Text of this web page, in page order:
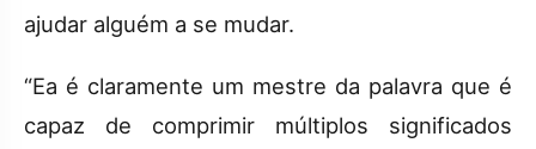
ajudar alguém a se mudar.
“Ea é claramente um mestre da palavra que é
capaz de comprimir múltiplos significados